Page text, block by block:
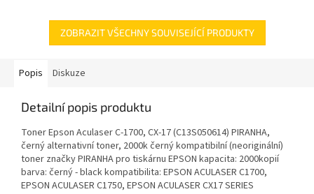
ZOBRAZIT VŠECHNY SOUVISEJÍCÍ PRODUKTY
Popis Diskuze
Detailní popis produktu
Toner Epson Aculaser C-1700, CX-17 (C13S050614) PIRANHA,
černý alternativní toner, 2000k černý kompatibilní (neoriginální)
toner značky PIRANHA pro tiskárnu EPSON kapacita: 2000kopií
barva: černý - black kompatibilita: EPSON ACULASER C1700,
EPSON ACULASER C1750, EPSON ACULASER CX17 SERIES